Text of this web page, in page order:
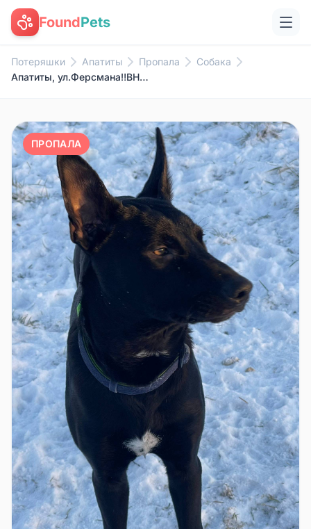
FoundPets
Потеряшки Апатиты Пропала
Собака
Апатиты, ул.Ферсмана‼️ВНИМАНИЕ...
ПРОПАЛА